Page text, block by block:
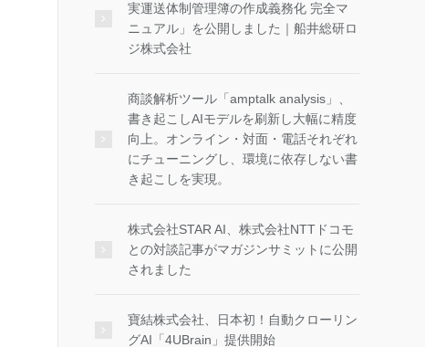
実運送体制管理簿の作成義務化 完全マ
ニュアル」を公開しました｜船井総研ロ
ジ株式会社
商談解析ツール「amptalk analysis」、
書き起こしAIモデルを刷新し大幅に精度
向上。オンライン・対面・電話それぞれ
にチューニングし、環境に依存しない書
き起こしを実現。
株式会社STAR AI、株式会社NTTドコモ
との対談記事がマガジンサミットに公開
されました
寶結株式会社、日本初！自動クローリン
グAI「4UBrain」提供開始